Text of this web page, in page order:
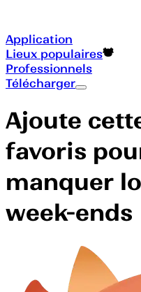
Application
Lieux populaires
Professionnels
Télécharger
Ajoute
favoris
manquer
week-ends